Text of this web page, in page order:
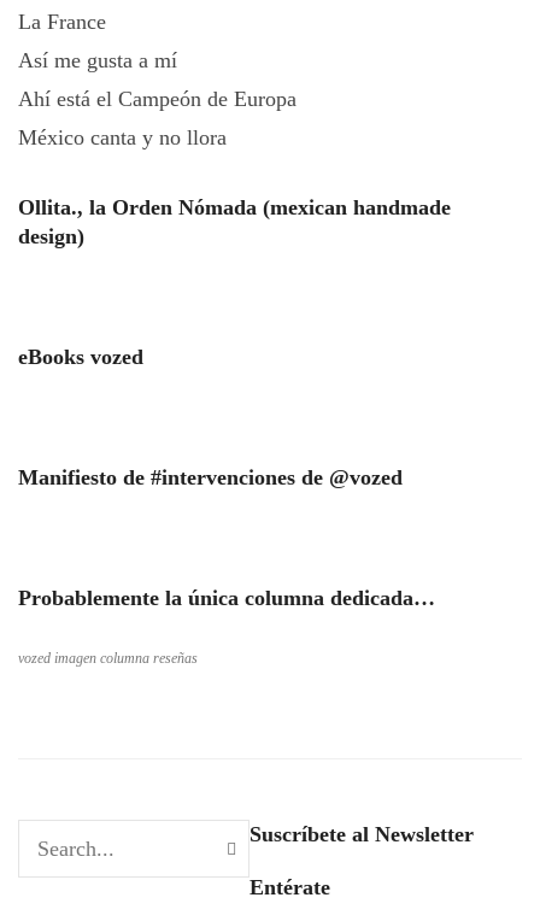
La France
Así me gusta a mí
Ahí está el Campeón de Europa
México canta y no llora
Ollita., la Orden Nómada (mexican handmade
design)
eBooks vozed
Manifiesto de #intervenciones de @vozed
Probablemente la única columna dedicada…
vozed imagen columna reseñas
Suscríbete al Newsletter
Entérate